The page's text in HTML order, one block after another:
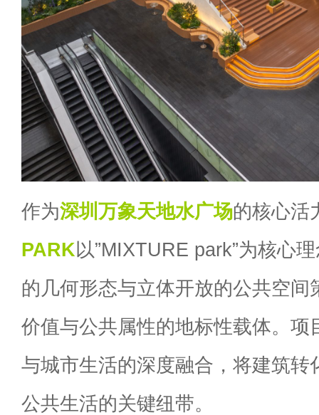
作为深圳 万象天地水广场的核心活
PARK以”MIXTURE park”为核心
的几何形态与立体开放的公共空间
价值与公共属性的地标性载体。项
与城市生活的深度融合，将建筑转
公共生活的关键纽带。